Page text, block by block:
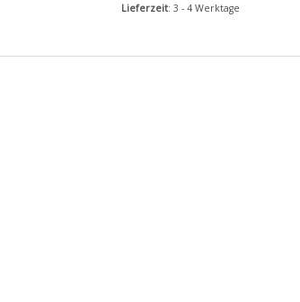
Lieferzeit: 3 - 4 Werktage